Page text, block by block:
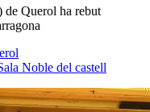
de Querol ha rebut
Noble del castell